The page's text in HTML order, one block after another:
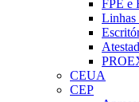
FPE e
Linhas
CEUA
CEP